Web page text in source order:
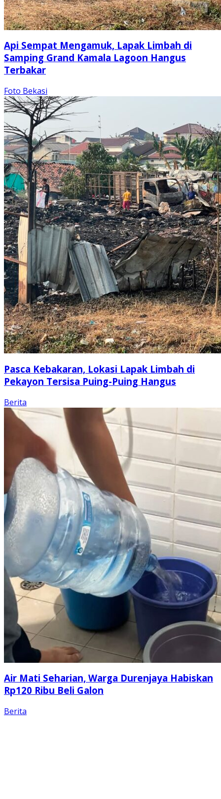
Api Sempat Mengamuk, Lapak Limbah di
Samping Grand Kamala Lagoon Hangus
Terbakar
Foto Bekasi
Pasca Kebakaran, Lokasi Lapak Limbah di
Pekayon Tersisa Puing-Puing Hangus
Berita
Air Mati Seharian, Warga Durenjaya Habiskan
Rp120 Ribu Beli Galon
Berita